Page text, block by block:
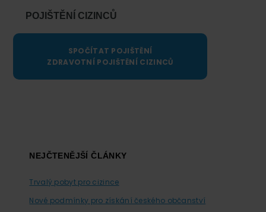
POJIŠTĚNÍ CIZINCŮ
SPOČÍTAT POJIŠTĚNÍ
ZDRAVOTNÍ POJIŠTĚNÍ CIZINCŮ
FooterNEJČTENĚJŠÍ ČLÁNKY
Trvalý pobyt pro cizince
Nové podmínky pro získání českého občanství